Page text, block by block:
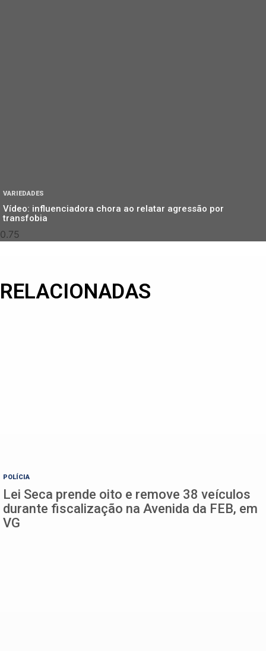
VARIEDADES
Vídeo: influenciadora chora ao relatar agressão por
transfobia
RELACIONADAS
POLÍCIA
Lei Seca prende oito e remove 38 veículos
durante fiscalização na Avenida da FEB, em
VG